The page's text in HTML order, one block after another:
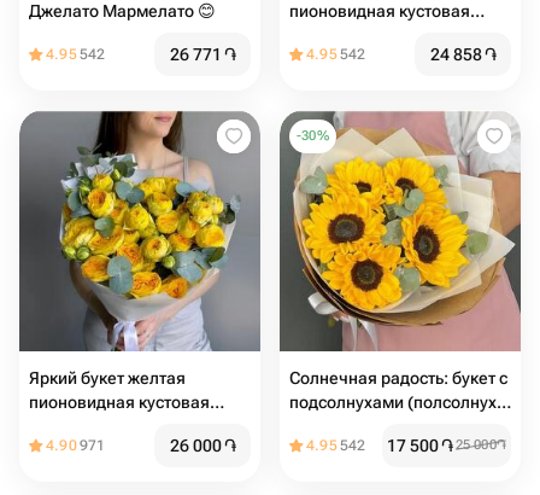
Джелато Мармелато 😊
4.95542 26 771 ֏
пионовидная кустовая
4.95542 24 858֏
Яркий букет желтая
пионовидная кустовая
4.90971 26 000֏
-30%
Солнечная радость: букет с
подсолнухами (полсолнух ,
4.95542 17 500֏25 000֏